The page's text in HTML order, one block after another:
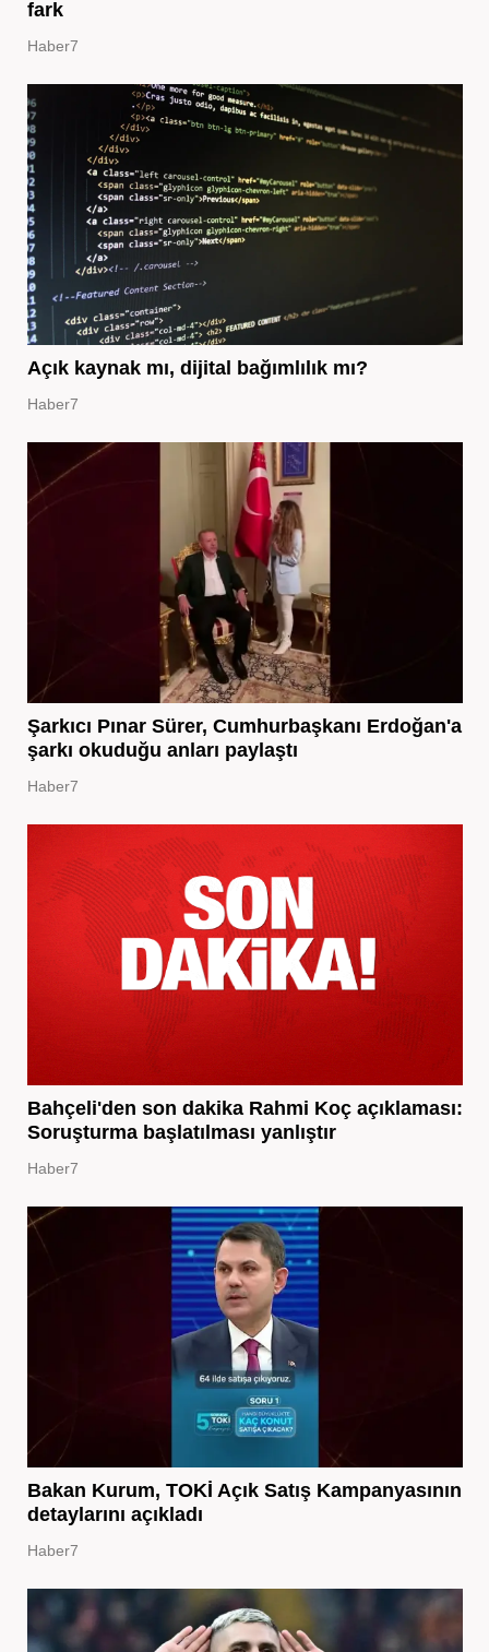
fark
Haber7
Açık kaynak mı, dijital bağımlılık mı?
Haber7
Şarkıcı Pınar Sürer, Cumhurbaşkanı Erdoğan'a
şarkı okuduğu anları paylaştı
Haber7
Bahçeli'den son dakika Rahmi Koç açıklaması:
Soruşturma başlatılması yanlıştır
Haber7
Bakan Kurum, TOKİ Açık Satış Kampanyasının
detaylarını açıkladı
Haber7